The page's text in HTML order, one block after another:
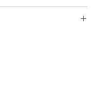
甲油、蠟燭、噴霧產品